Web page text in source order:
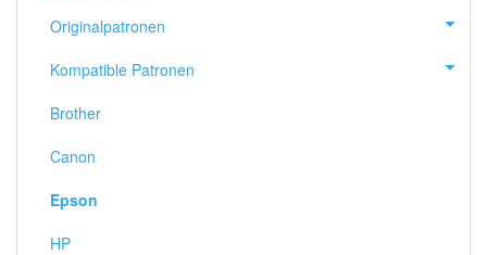
Originalpatronen
Kompatible Patronen
Brother
Canon
Epson
HP